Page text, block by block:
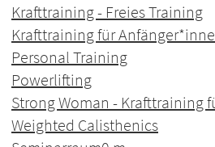
Krafttraining - Freies Training
Krafttraining für
Personal Training
Powerlifting
Strong Woman - Krafttraining
Weighted Calisthenics